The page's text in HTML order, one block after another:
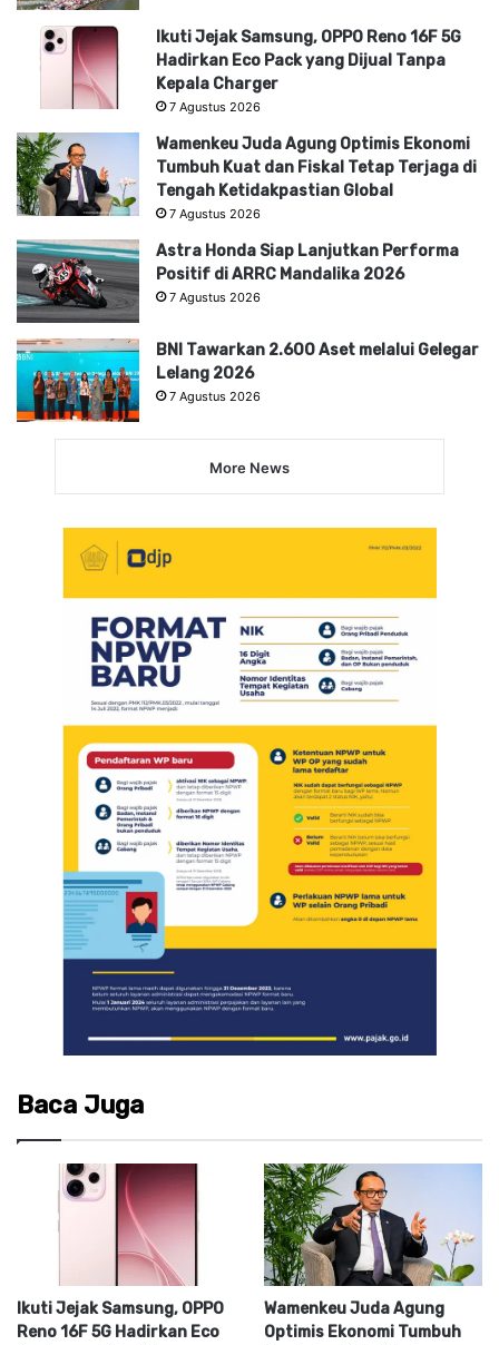
Ikuti Jejak Samsung, OPPO Reno 16F 5G
Hadirkan Eco Pack yang Dijual Tanpa
Kepala Charger
7 Agustus 2026
Wamenkeu Juda Agung Optimis Ekonomi
Tumbuh Kuat dan Fiskal Tetap Terjaga di
Tengah Ketidakpastian Global
7 Agustus 2026
Astra Honda Siap Lanjutkan Performa
Positif di ARRC Mandalika 2026
7 Agustus 2026
BNI Tawarkan 2.600 Aset melalui Gelegar
Lelang 2026
7 Agustus 2026
More News
Baca Juga
Ikuti Jejak Samsung, OPPO
Reno 16F 5G Hadirkan Eco
Wamenkeu Juda Agung
Optimis Ekonomi Tumbuh